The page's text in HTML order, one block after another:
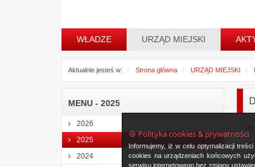
🍪 Polityka cookies & prywatności
Informujemy, iż w celu optymalizacji
cookies na urządzeniach końcowych
serwisu internetowego bez zmiany
WŁADZE URZĄD MIEJSKI
Aktualnie jesteś w: Strona główna URZĄD MIEJSKI
MENU - 2025
2026
2025
2024